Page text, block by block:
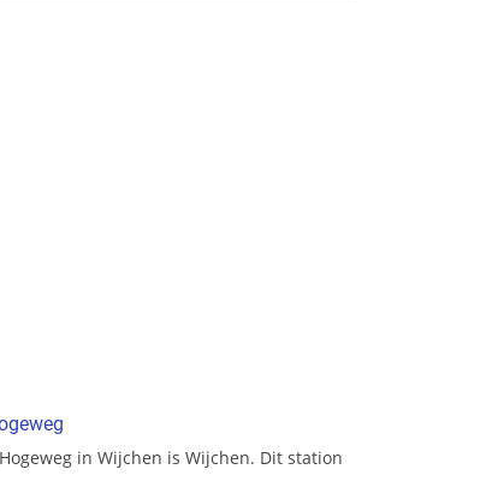
in Wijchen is Wijchen. Dit station